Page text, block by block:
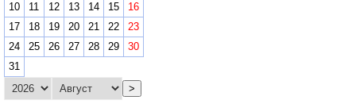
10
11 12 13 14 15
16
17
18 19 20 21 22
23
24
25 26 27 28 29
30
31
>